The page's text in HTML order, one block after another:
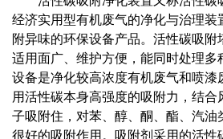
经济实用型有机废气的净化与治理装
附异味的环保设备产品。活性碳吸附
适用面广、维护方便，能同时处理多
设备是净化较高浓度有机废气和喷漆
用活性碳本身高强度的吸附力，结合
子吸附住，对苯、醇、酮、酯、汽油
很好的吸附作用。吸附剂采用的活性